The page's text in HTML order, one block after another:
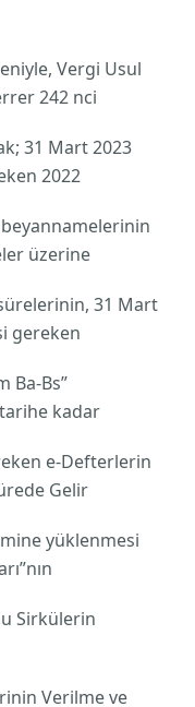
Vergi Usul
242 nci
31 Mart 2023
2022
beyannamelerinin
üzerine
31 Mart
gereken
Ba-Bs”
kadar
e-Defterlerin
Gelir
yüklenmesi
Sirkülerin
Verilme ve